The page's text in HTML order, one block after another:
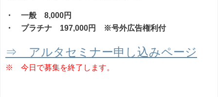
・ 一般 8,000円
・ プラチナ 197,000円 ※号外広告権利付
⇒ アルタセミナー申し込みページ
※ 今日で募集を終了します。